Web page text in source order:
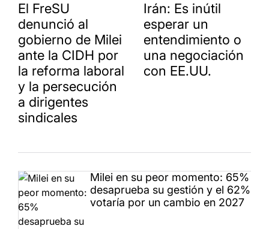
El FreSU
denunció al
gobierno de Milei
ante la CIDH por
la reforma laboral
y la persecución
a dirigentes
sindicales
Irán: Es inútil
esperar un
entendimiento o
una negociación
con EE.UU.
Milei en su peor momento: 65%
desaprueba su gestión y el 62%
votaría por un cambio en 2027